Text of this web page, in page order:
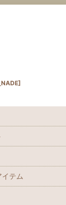
]
テム